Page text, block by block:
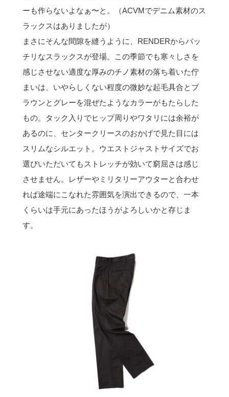
ーも作らないよなぁ〜と。（ACVMでデニム素材のス
ラックスはありましたが）
まさにそんな間隙を縫うように、RENDERからバッ
チリなスラックスが登場。この季節でも寒々しさを
感じさせない適度な厚みのチノ素材の落ち着いた佇
まいは、いやらしくない程度の微妙な起毛具合とブ
ラウンとグレーを混ぜたようなカラーがもたらした
もの。タック入りでヒップ周りやワタリには余裕が
あるのに、センタークリースのおかげで見た目には
スリムなシルエット。ウエストジャストサイズでお
選びいただいてもストレッチが効いて窮屈さは感じ
させません。レザーやミリタリーアウターと合わせ
れば途端にこなれた雰囲気を演出できるので、一本
くらいは手元にあったほうがよろしいかと存じま
す。